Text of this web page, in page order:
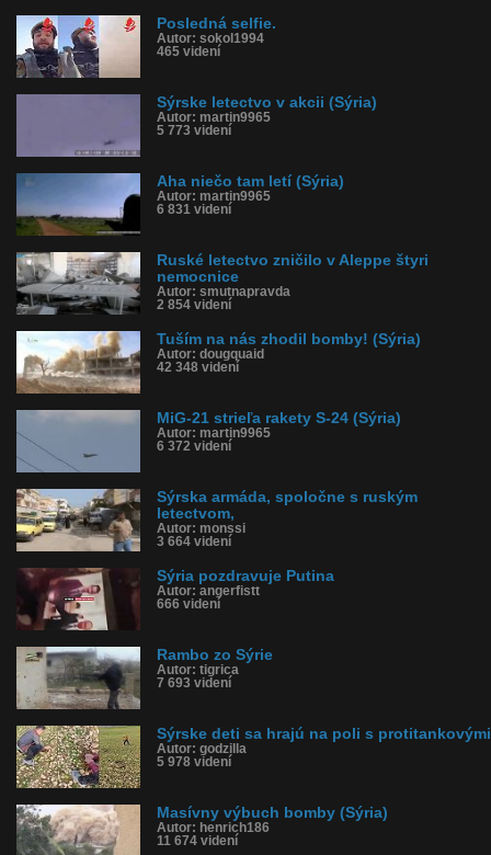
Tagy: mi-14, syria, syrska armada, vojna v syrii, bomba, vrtulnik,
zhadzovanie bomby, mil mi-14, saa
História sledovanosti videa:
Posledná selfie.
Autor: sokol1994
465 videní
Sýrske letectvo v akcii (Sýria)
Autor: martin9965
5 773 videní
Aha niečo tam letí (Sýria)
Autor: martin9965
6 831 videní
Ruské letectvo zničilo v Aleppe štyri
nemocnice
Autor: smutnapravda
2 854 videní
Tuším na nás zhodil bomby! (Sýria)
Autor: dougquaid
42 348 videní
MiG-21 strieľa rakety S-24 (Sýria)
Autor: martin9965
6 372 videní
Sýrska armáda, spoločne s ruským
letectvom,
Autor: monssi
3 664 videní
Sýria pozdravuje Putina
Autor: angerfistt
666 videní
Rambo zo Sýrie
Autor: tigrica
7 693 videní
Sýrske deti sa hrajú na poli s protitankovými
Autor: godzilla
5 978 videní
Masívny výbuch bomby (Sýria)
Autor: henrich186
11 674 videní